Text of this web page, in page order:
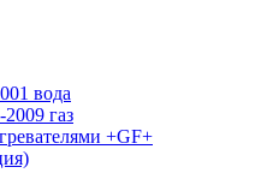
вода
газ
+GF+